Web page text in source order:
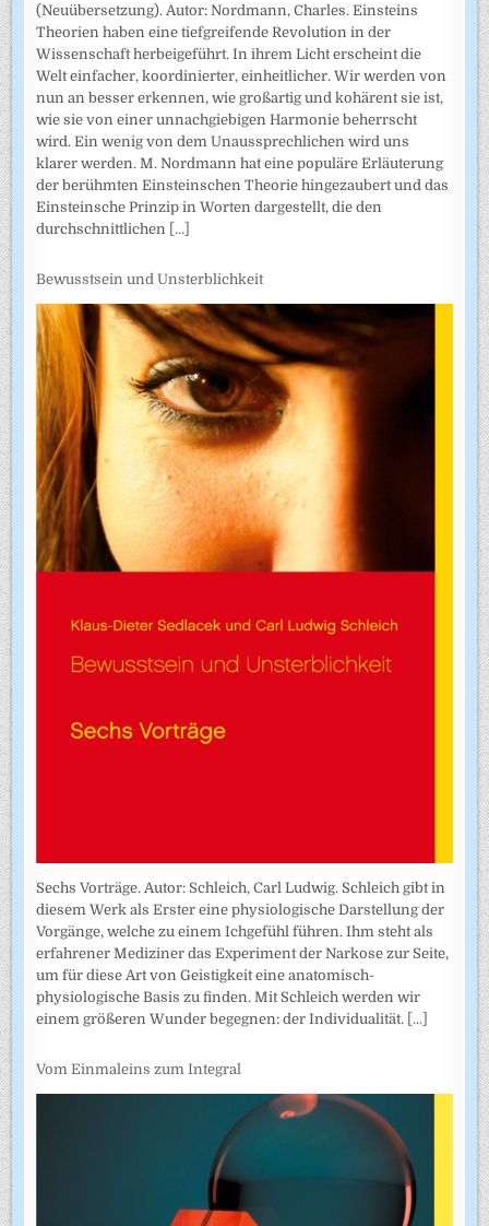
(Neuübersetzung). Autor: Nordmann, Charles. Einsteins
Theorien haben eine tiefgreifende Revolution in der
Wissenschaft herbeigeführt. In ihrem Licht erscheint die
Welt einfacher, koordinierter, einheitlicher. Wir werden von
nun an besser erkennen, wie großartig und kohärent sie ist,
wie sie von einer unnachgiebigen Harmonie beherrscht
wird. Ein wenig von dem Unaussprechlichen wird uns
klarer werden. M. Nordmann hat eine populäre Erläuterung
der berühmten Einsteinschen Theorie hingezaubert und das
Einsteinsche Prinzip in Worten dargestellt, die den
durchschnittlichen [...]
Bewusstsein und Unsterblichkeit
Sechs Vorträge. Autor: Schleich, Carl Ludwig. Schleich gibt in
diesem Werk als Erster eine physiologische Darstellung der
Vorgänge, welche zu einem Ichgefühl führen. Ihm steht als
erfahrener Mediziner das Experiment der Narkose zur Seite,
um für diese Art von Geistigkeit eine anatomisch-
physiologische Basis zu finden. Mit Schleich werden wir
einem größeren Wunder begegnen: der Individualität. [...]
Vom Einmaleins zum Integral